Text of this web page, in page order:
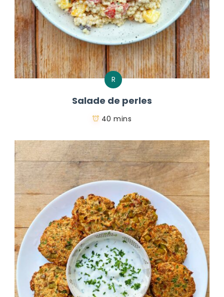
R
Salade de perles
40 mins